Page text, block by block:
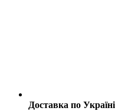
Доставка по Україні